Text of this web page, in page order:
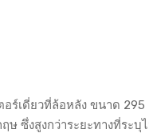
อร์เดี่ยวที่ล้อหลัง ขนาด 295
ษ ซึ่งสูงกว่าระยะทางที่ระบุ